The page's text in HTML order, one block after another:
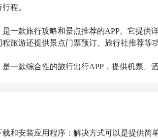
程。
是一款旅行攻略和景点推荐的APP。它提
旅游还提供景点门票预订、旅行社推荐等
是一款综合性的旅行出行APP，提供机票、
载和安装应用程序：解决方式可以是提供